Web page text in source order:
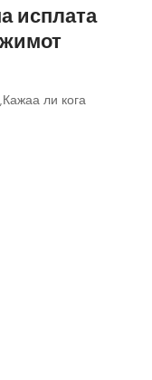
исплата
ли кога